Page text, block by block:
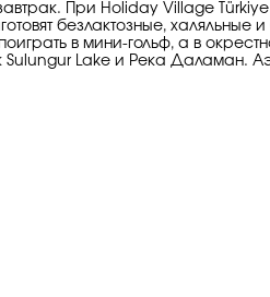
При Holiday Village
безлактозные, халяльные
в мини-гольф, а в
Sulungur Lake и Река Даламан.